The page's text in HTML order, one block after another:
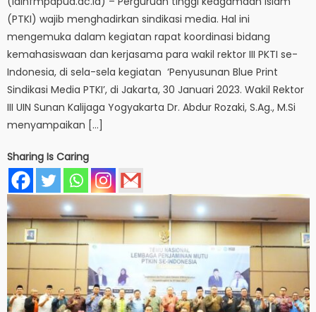
(PTKI) wajib menghadirkan sindikasi media. Hal ini
mengemuka dalam kegiatan rapat koordinasi bidang
kemahasiswaan dan kerjasama para wakil rektor III PKTI se-
Indonesia, di sela-sela kegiatan ‘Penyusunan Blue Print
Sindikasi Media PTKI’, di Jakarta, 30 Januari 2023. Wakil Rektor
III UIN Sunan Kalijaga Yogyakarta Dr. Abdur Rozaki, S.Ag., M.Si
menyampaikan […]
Sharing Is Caring